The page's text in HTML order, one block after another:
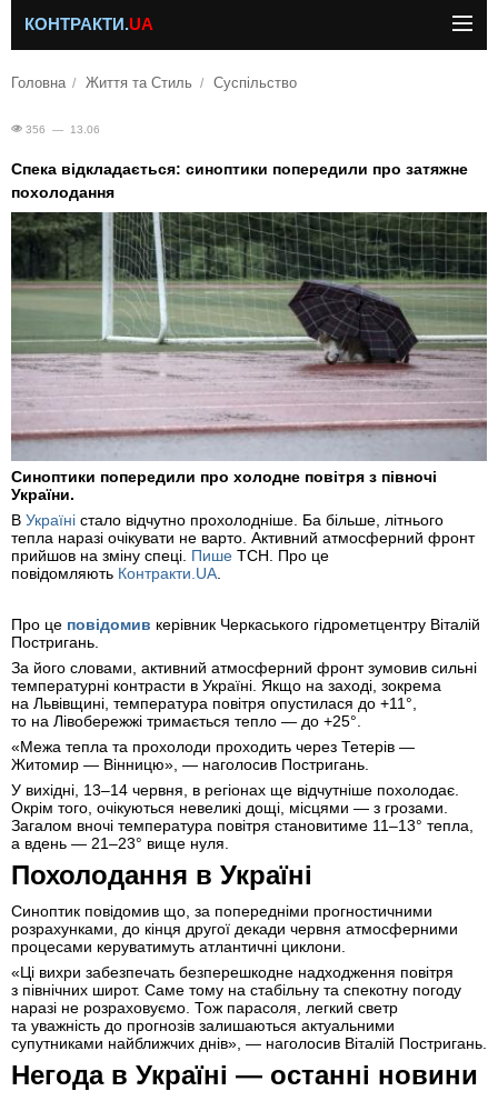
КОНТРАКТИ.UA
Головна Життя та Стиль Суспільство
356 — 13.06
Спека відкладається: синоптики попередили про затяжне
похолодання
Синоптики попередили про холодне повітря з півночі
України.
В Україні стало відчутно прохолодніше. Ба більше, літнього
тепла наразі очікувати не варто. Активний атмосферний фронт
прийшов на зміну спеці. Пише ТСН. Про це
повідомляють Контракти.UA.
Про це повідомив керівник Черкаського гідрометцентру Віталій
Постригань.
За його словами, активний атмосферний фронт зумовив сильні
температурні контрасти в Україні. Якщо на заході, зокрема
на Львівщині, температура повітря опустилася до +11°,
то на Лівобережжі тримається тепло — до +25°.
«Межа тепла та прохолоди проходить через Тетерів —
Житомир — Вінницю», — наголосив Постригань.
У вихідні, 13–14 червня, в регіонах ще відчутніше похолодає.
Окрім того, очікуються невеликі дощі, місцями — з грозами.
Загалом вночі температура повітря становитиме 11–13° тепла,
а вдень — 21–23° вище нуля.
Похолодання в Україні
Синоптик повідомив що, за попередніми прогностичними
розрахунками, до кінця другої декади червня атмосферними
процесами керуватимуть атлантичні циклони.
«Ці вихри забезпечать безперешкодне надходження повітря
з північних широт. Саме тому на стабільну та спекотну погоду
наразі не розраховуємо. Тож парасоля, легкий светр
та уважність до прогнозів залишаються актуальними
супутниками найближчих днів», — наголосив Віталій Постригань.
Негода в Україні — останні новини